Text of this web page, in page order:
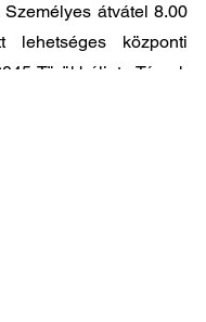
Személyes átvátel 8.00
lehetséges központi
Törökbálint, Tópark